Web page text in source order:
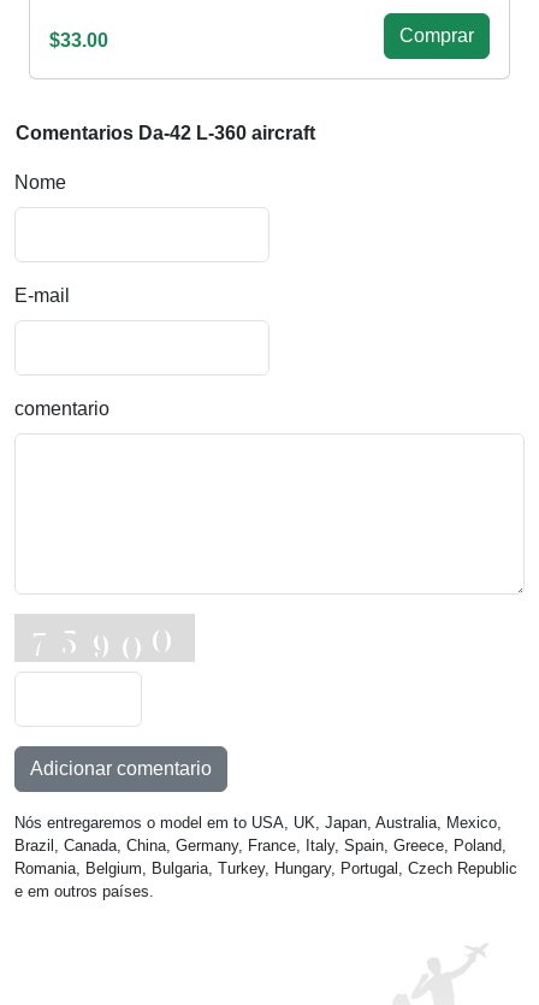
$33.00 Сomprar
Comentarios Da-42 L-360 aircraft
Nome
E-mail
comentario
Adicionar comentario
Nós entregaremos o model em to USA, UK, Japan, Australia, Mexico,
Brazil, Canada, China, Germany, France, Italy, Spain, Greece, Poland,
Romania, Belgium, Bulgaria, Turkey, Hungary, Portugal, Czech Republic
e em outros países.